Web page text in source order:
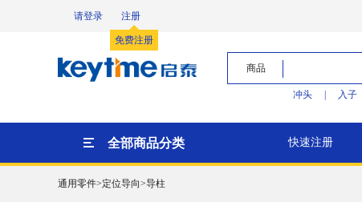
请登录 注册
免费注册
商品
冲头 入子
全部商品分类 快速注册
通用零件>定位导向>导柱